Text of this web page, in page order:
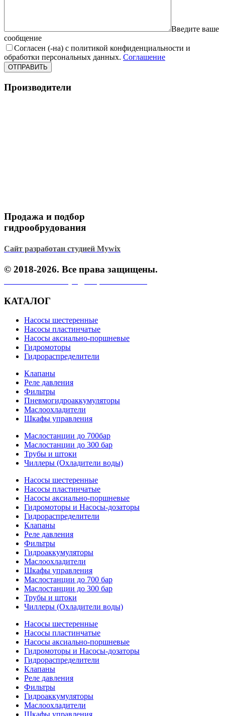
Введите ваше
сообщение
Согласен (-на) с политикой конфиденциальности и
обработки персональных данных. Соглашение
ОТПРАВИТЬ
Производители
Продажа и подбор
гидрообрудования
Сайт разработан студией Mywix
© 2018-2026. Все права защищены.
КАТАЛОГ
Насосы шестеренные
Насосы пластинчатые
Насосы аксиально-поршневые
Гидромоторы
Гидрораспределители
Клапаны
Реле давления
Фильтры
Пневмогидроаккумуляторы
Маслоохладители
Шкафы управления
Маслостанции до 700бар
Маслостанции до 300 бар
Трубы и штоки
Чиллеры (Охладители воды)
Насосы шестеренные
Насосы пластинчатые
Насосы аксиально-поршневые
Гидромоторы и Насосы-дозаторы
Гидрораспределители
Клапаны
Реле давления
Фильтры
Гидроаккумуляторы
Маслоохладители
Шкафы управления
Маслостанции до 700 бар
Маслостанции до 300 бар
Трубы и штоки
Чиллеры (Охладители воды)
Насосы шестеренные
Насосы пластинчатые
Насосы аксиально-поршневые
Гидромоторы и Насосы-дозаторы
Гидрораспределители
Клапаны
Реле давления
Фильтры
Гидроаккумуляторы
Маслоохладители